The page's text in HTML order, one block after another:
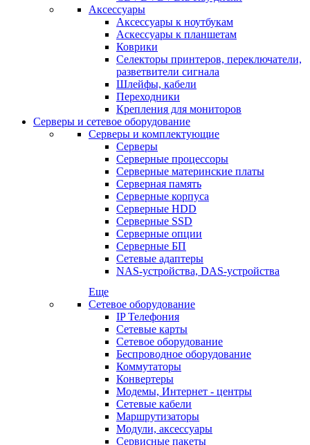
Аксессуары
Аксессуары к ноутбукам
Аскессуары к планшетам
Коврики
Селекторы принтеров, переключатели,
разветвители сигнала
Шлейфы, кабели
Переходники
Крепления для мониторов
Серверы и сетевое оборудование
Серверы и комплектующие
Серверы
Серверные процессоры
Серверные материнские платы
Серверная память
Серверные корпуса
Серверные HDD
Серверные SSD
Серверные опции
Серверные БП
Сетевые адаптеры
NAS-устройства, DAS-устройства
Еще
Сетевое оборудование
IP Телефония
Сетевые карты
Сетевое оборудование
Беспроводное оборудование
Коммутаторы
Конвертеры
Модемы, Интернет - центры
Сетевые кабели
Маршрутизаторы
Модули, аксессуары
Сервисные пакеты